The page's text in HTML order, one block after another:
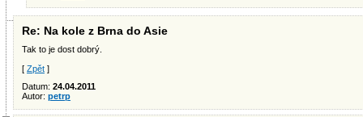
Re: Na kole z Brna do Asie
Tak to je dost dobrý.
[ Zpět ]
Datum: 24.04.2011
Autor: petrp